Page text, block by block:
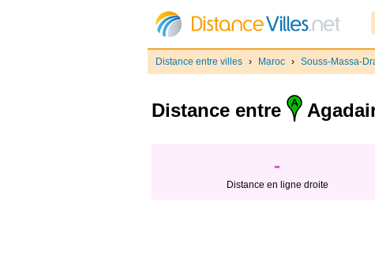
Distance entre villes › Maroc › Souss-Massa-
Distance entre
-
Distance en ligne droite